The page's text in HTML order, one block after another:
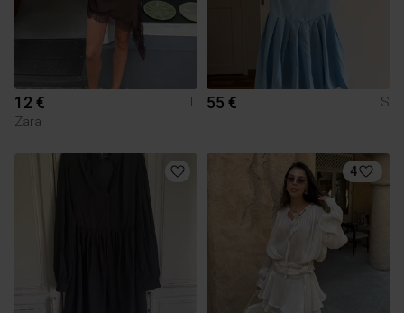
12 €
L
Zara
55 € S
4